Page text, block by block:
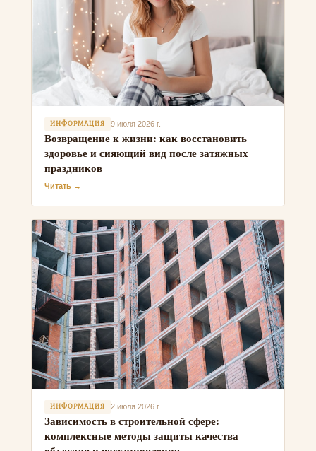
ИНФОРМАЦИЯ 9 июля 2026 г.
Возвращение к жизни: как восстановить
здоровье и сияющий вид после затяжных
праздников
Читать →
ИНФОРМАЦИЯ 2 июля 2026 г.
Зависимость в строительной сфере:
комплексные методы защиты качества